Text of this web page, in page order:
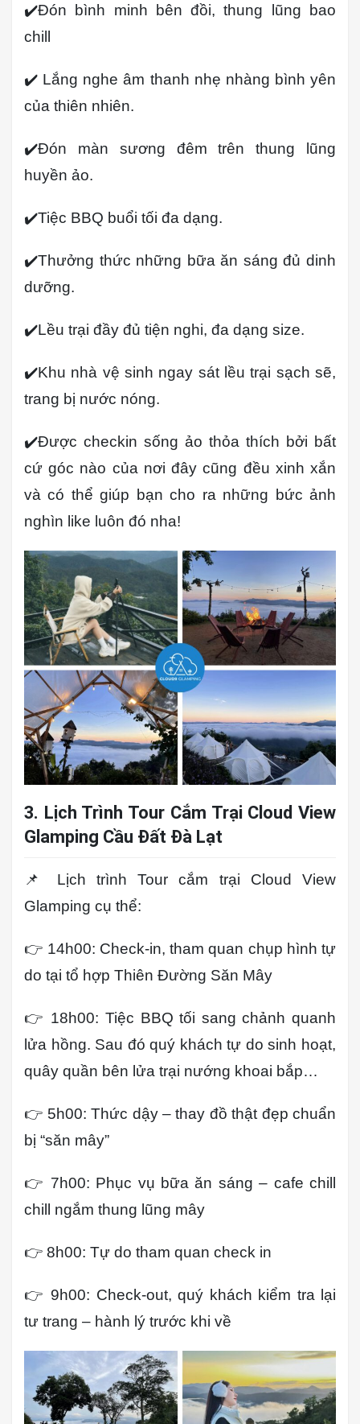
✔️Đón bình minh bên đồi, thung lũng bao
chill
✔️ Lắng nghe âm thanh nhẹ nhàng bình yên
của thiên nhiên.
✔️Đón màn sương đêm trên thung lũng
huyền ảo.
✔️Tiệc BBQ buổi tối đa dạng.
✔️Thưởng thức những bữa ăn sáng đủ dinh
dưỡng.
✔️Lều trại đầy đủ tiện nghi, đa dạng size.
✔️Khu nhà vệ sinh ngay sát lều trại sạch sẽ,
trang bị nước nóng.
✔️Được checkin sống ảo thỏa thích bởi bất
cứ góc nào của nơi đây cũng đều xinh xắn
và có thể giúp bạn cho ra những bức ảnh
nghìn like luôn đó nha!
3. Lịch Trình Tour Cắm Trại Cloud View
Glamping Cầu Đất Đà Lạt
📌 Lịch trình Tour cắm trại Cloud View
Glamping cụ thể:
👉 14h00: Check-in, tham quan chụp hình tự
do tại tổ hợp Thiên Đường Săn Mây
👉 18h00: Tiệc BBQ tối sang chảnh quanh
lửa hồng. Sau đó quý khách tự do sinh hoạt,
quây quần bên lửa trại nướng khoai bắp…
👉 5h00: Thức dậy – thay đồ thật đẹp chuẩn
bị “săn mây”
👉 7h00: Phục vụ bữa ăn sáng – cafe chill
chill ngắm thung lũng mây
👉 8h00: Tự do tham quan check in
👉 9h00: Check-out, quý khách kiểm tra lại
tư trang – hành lý trước khi về